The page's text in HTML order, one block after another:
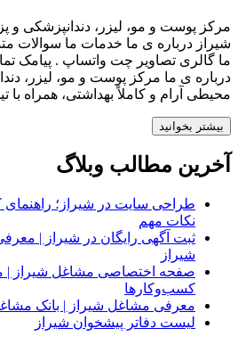
مرکز پوست و مو، لیزر، دندانپزشکی و
شیراز درباره ی ما خدمات ما سوالات
ما گالری تصاویر چت واتساپ . پیامک
درباره ی ما مرکز پوست و مو، لیزر،
محیطی آرام و کاملاً بهداشتی، همراه
بیشتر بخوانید
آخرین مطالب وبلاگ
طراحی سایت در شیراز؛ راهنمای
نکات مهم
ثبت آگهی رایگان در شیراز |
شیراز
صفحه اختصاصی مشاغل شیراز |
کسب‌وکارها
معرفی مشاغل شیراز | بانک
لیست دفاتر پیشخوان شیراز